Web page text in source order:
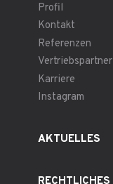
Profil
Kontakt
Referenzen
Vertriebspartner
Karriere
Instagram
AKTUELLES